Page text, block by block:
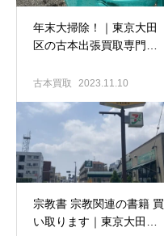
年末大掃除！｜東京大田
区の古本出張買取専門店
古本買取 2023.11.10
宗教書 宗教関連の書籍 買
い取ります｜東京大田区